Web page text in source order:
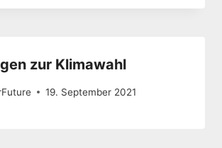
zur Klimawahl
19. September 2021